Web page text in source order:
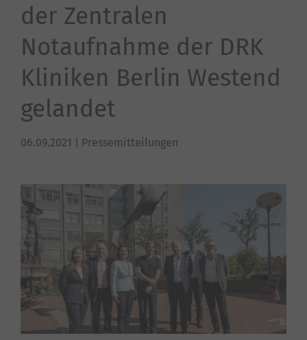
der Zentralen
Notaufnahme der DRK
Kliniken Berlin Westend
gelandet
06.09.2021 | Pressemitteilungen